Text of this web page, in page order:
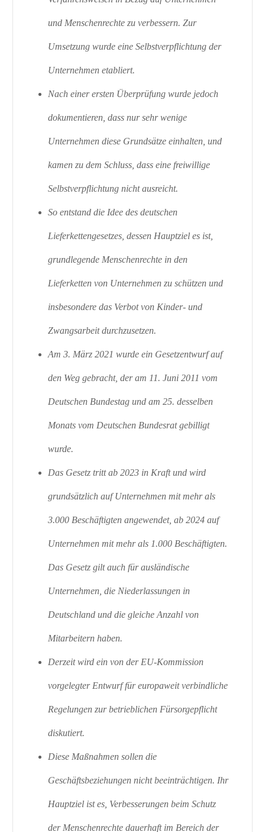
und Menschenrechte zu verbessern. Zur
Umsetzung wurde eine Selbstverpflichtung der
Unternehmen etabliert.
Nach einer ersten Überprüfung wurde jedoch
dokumentieren, dass nur sehr wenige
Unternehmen diese Grundsätze einhalten, und
kamen zu dem Schluss, dass eine freiwillige
Selbstverpflichtung nicht ausreicht.
So entstand die Idee des deutschen
Lieferkettengesetzes, dessen Hauptziel es ist,
grundlegende Menschenrechte in den
Lieferketten von Unternehmen zu schützen und
insbesondere das Verbot von Kinder- und
Zwangsarbeit durchzusetzen.
Am 3. März 2021 wurde ein Gesetzentwurf auf
den Weg gebracht, der am 11. Juni 2011 vom
Deutschen Bundestag und am 25. desselben
Monats vom Deutschen Bundesrat gebilligt
wurde.
Das Gesetz tritt ab 2023 in Kraft und wird
grundsätzlich auf Unternehmen mit mehr als
3.000 Beschäftigten angewendet, ab 2024 auf
Unternehmen mit mehr als 1.000 Beschäftigten.
Das Gesetz gilt auch für ausländische
Unternehmen, die Niederlassungen in
Deutschland und die gleiche Anzahl von
Mitarbeitern haben.
Derzeit wird ein von der EU-Kommission
vorgelegter Entwurf für europaweit verbindliche
Regelungen zur betrieblichen Fürsorgepflicht
diskutiert.
Diese Maßnahmen sollen die
Geschäftsbeziehungen nicht beeinträchtigen. Ihr
Hauptziel ist es, Verbesserungen beim Schutz
der Menschenrechte dauerhaft im Bereich der